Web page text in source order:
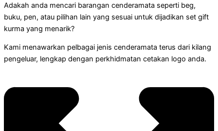
Adakah anda mencari barangan cenderamata seperti beg,
buku, pen, atau pilihan lain yang sesuai untuk dijadikan set gift
kurma yang menarik?
Kami menawarkan pelbagai jenis cenderamata terus dari kilang
pengeluar, lengkap dengan perkhidmatan cetakan logo anda.